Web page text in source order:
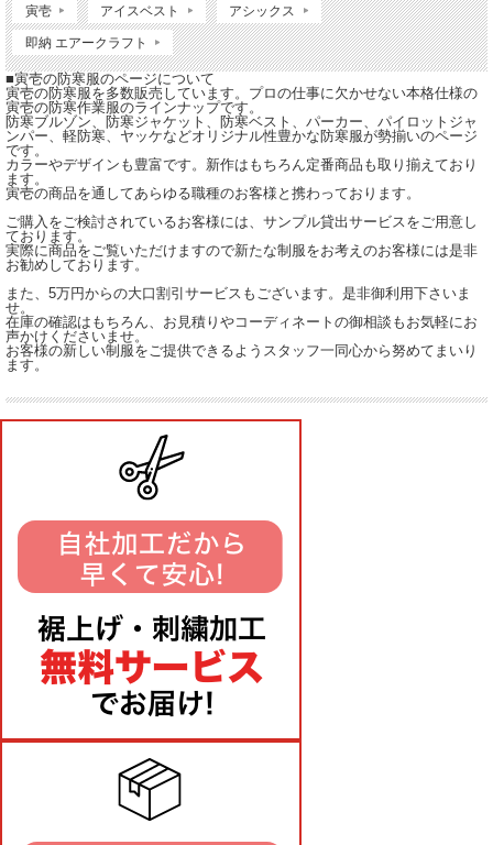
寅壱 アイスベスト アシックス
即納 エアークラフト
■寅壱の防寒服のページについて
寅壱の防寒服を多数販売しています。プロの仕事に欠かせない本格仕様の
寅壱の防寒作業服のラインナップです。
防寒ブルゾン、防寒ジャケット、防寒ベスト、パーカー、パイロットジャ
ンパー、軽防寒、ヤッケなどオリジナル性豊かな防寒服が勢揃いのページ
です。
カラーやデザインも豊富です。新作はもちろん定番商品も取り揃えており
ます。
寅壱の商品を通してあらゆる職種のお客様と携わっております。
ご購入をご検討されているお客様には、サンプル貸出サービスをご用意し
ております。
実際に商品をご覧いただけますので新たな制服をお考えのお客様には是非
お勧めしております。
また、5万円からの大口割引サービスもございます。是非御利用下さいま
せ。
在庫の確認はもちろん、お見積りやコーディネートの御相談もお気軽にお
声かけくださいませ。
お客様の新しい制服をご提供できるようスタッフ一同心から努めてまいり
ます。